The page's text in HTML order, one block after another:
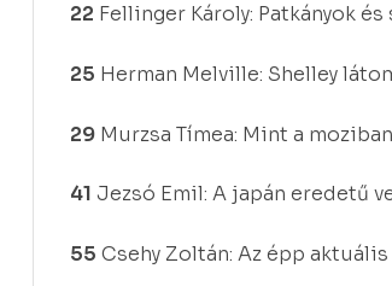
22 Fellinger Károly: Patkányok
25 Herman Melville: Shelley
29 Murzsa Tímea: Mint a
41 Jezsó Emil: A japán eredetű
55 Csehy Zoltán: Az épp